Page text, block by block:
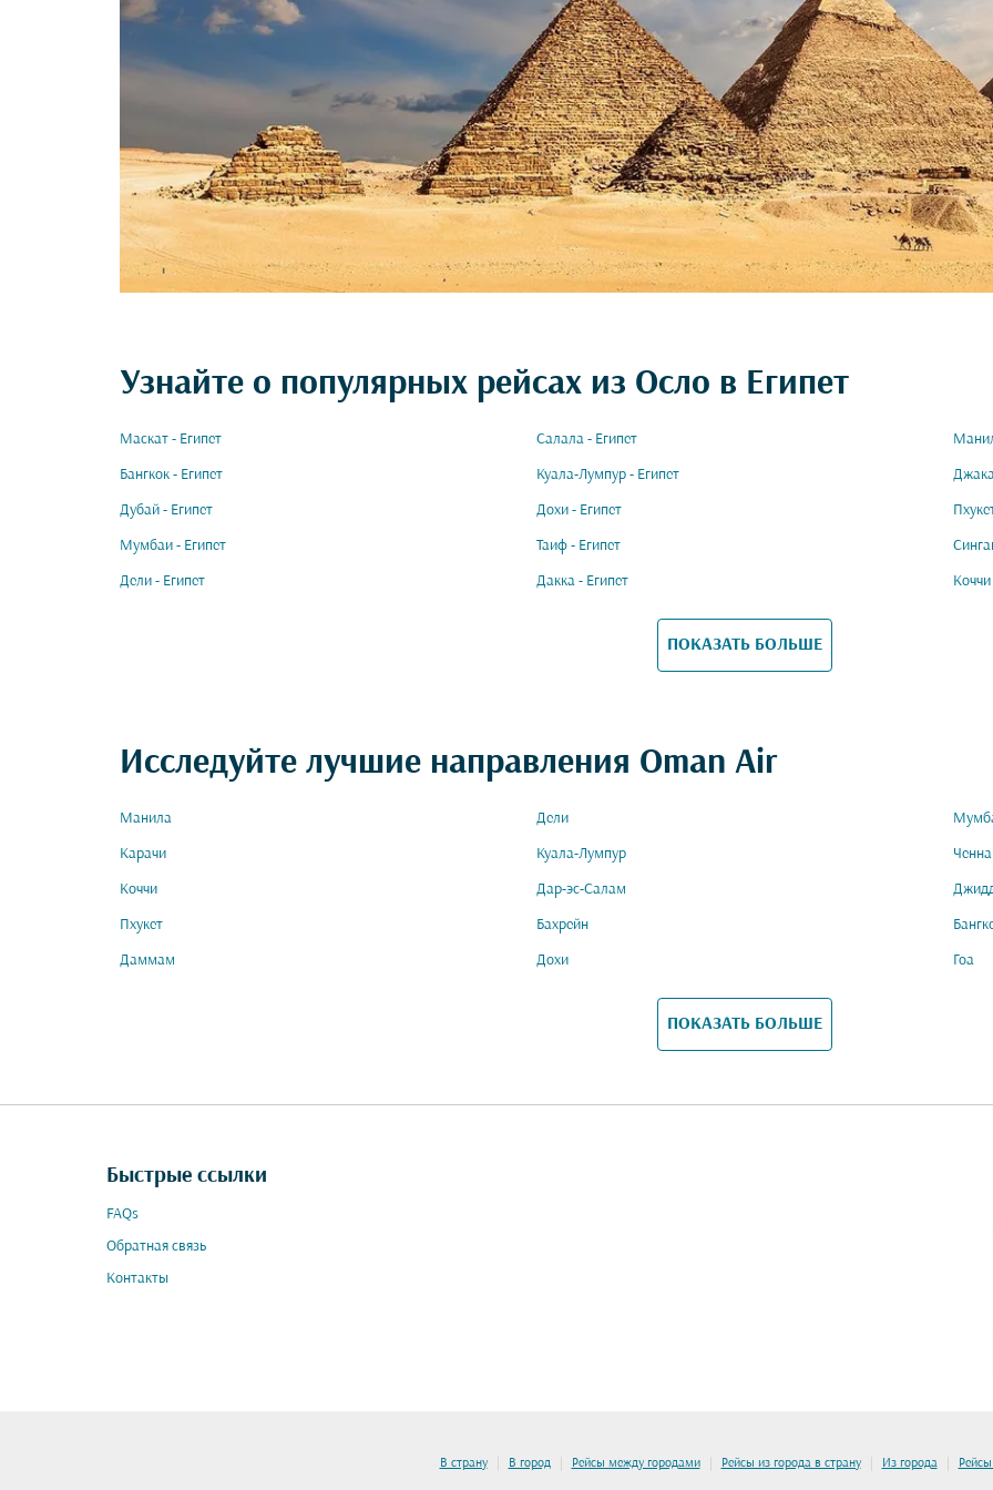
Узнайте о популярных рейсах из Осло в Египет
Маскат - Египет Салала - Египет
Бангкок - Египет Куала-Лумпур - Египет
Дубай - Египет Дохи - Египет
Мумбаи - Египет Таиф - Египет
Дели - Египет Дакка - Египет Коччи
ПОКАЗАТЬ БОЛЬШЕ
Исследуйте лучшие направления Oman Air
Манила Дели
Карачи Куала-Лумпур
Коччи Дар-эс-Салам
Пхукет Бахрейн
Даммам Дохи Гоа
ПОКАЗАТЬ БОЛЬШЕ
Быстрые ссылки
FAQs
Обратная связь
Контакты
В страну | В город | Рейсы между городами | Рейсы из города в страну | Из города |